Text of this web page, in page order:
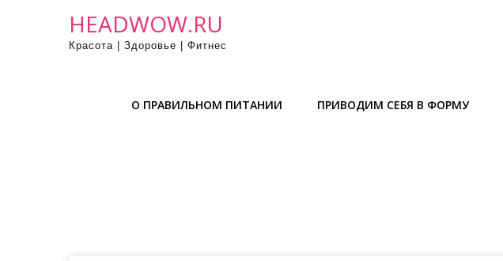
HEADWOW.RU
Красота | Здоровье | Фитнес
О ПРАВИЛЬНОМ ПИТАНИИ ПРИВОДИМ СЕБЯ В ФОРМУ